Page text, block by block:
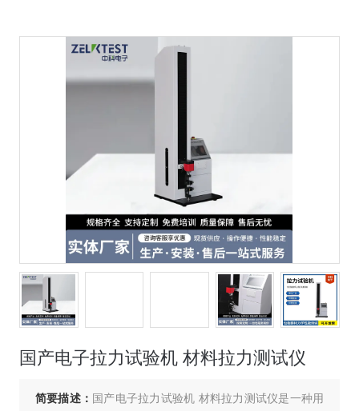
国产电子拉力试验机 材料拉力测试仪
简要描述： 国产电子拉力试验机 材料拉力测试仪是一种用